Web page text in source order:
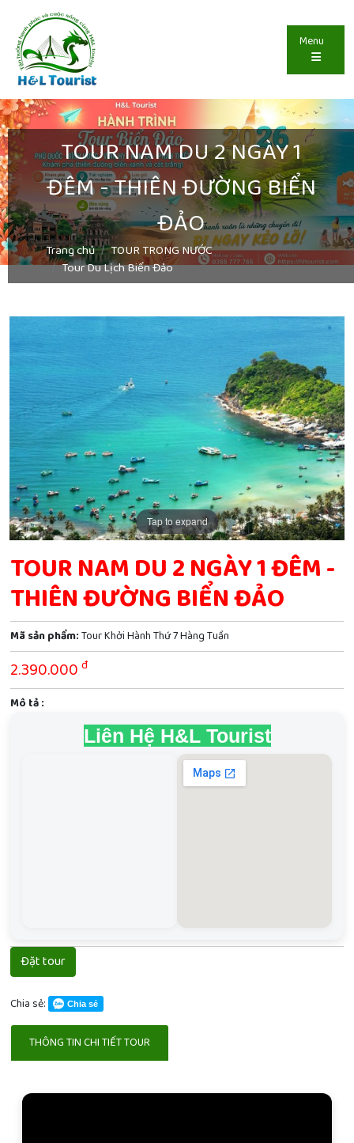
Menu
TOUR NAM DU 2 NGÀY 1
ĐÊM - THIÊN ĐƯỜNG BIỂN
ĐẢO
Trang chủ
TOUR TRONG NƯỚC
Tour Du Lịch Biển Đảo
Tap to expand
TOUR NAM DU 2 NGÀY 1 ĐÊM -
THIÊN ĐƯỜNG BIỂN ĐẢO
Mã sản phẩm:Tour Khởi Hành Thứ 7 Hàng Tuần
2.390.000 đ
Mô tả :
Liên Hệ H&L Tourist
Đặt tour
Chia sẻ: Chia sẻ
THÔNG TIN CHI TIẾT TOUR